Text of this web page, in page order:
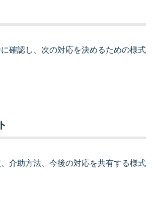
確認し、次の対応を決めるための様式
介助方法、今後の対応を共有する様式